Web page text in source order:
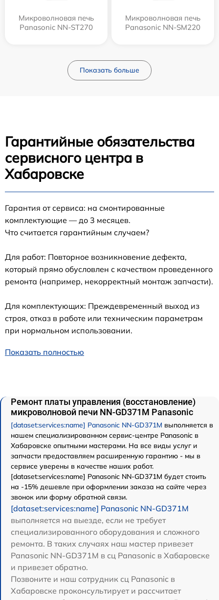
Микроволновая печь
Panasonic NN-ST270
Микроволновая печь
Panasonic NN-SM220
Показать больше
Гарантийные обязательства
сервисного центра в
Хабаровске
Гарантия от сервиса: на смонтированные
комплектующие — до 3 месяцев.
Что считается гарантийным случаем?
Для работ: Повторное возникновение дефекта,
который прямо обусловлен с качеством проведенного
ремонта (например, некорректный монтаж запчасти).
Для комплектующих: Преждевременный выход из
строя, отказ в работе или техническим параметрам
при нормальном использовании.
Показать полностью
Ремонт платы управления (восстановление)
микроволновой печи NN-GD371M Panasonic
[dataset:services:name] Panasonic NN-GD371M выполняется в
нашем специализированном сервис-центре Panasonic в
Хабаровске опытными мастерами. На все виды услуг и
запчасти предоставляем расширенную гарантию - мы в
сервисе уверены в качестве наших работ.
[dataset:services:name] Panasonic NN-GD371M будет стоить
на -15% дешевле при оформлении заказа на сайте через
звонок или форму обратной связи.
[dataset:services:name] Panasonic NN-GD371M
выполняется на выезде, если не требует
специализированного оборудования и сложного
ремонта. В таких случаях наш мастер привезет
Panasonic NN-GD371M в сц Panasonic в Хабаровске
и привезет обратно.
Позвоните и наш сотрудник сц Panasonic в
Хабаровске проконсультирует и рассчитает